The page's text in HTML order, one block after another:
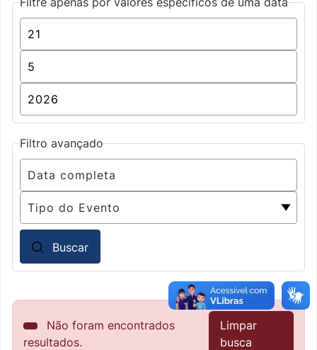
Filtro avançado
Buscar
Não foram encontrados
resultados.
Limpar
busca